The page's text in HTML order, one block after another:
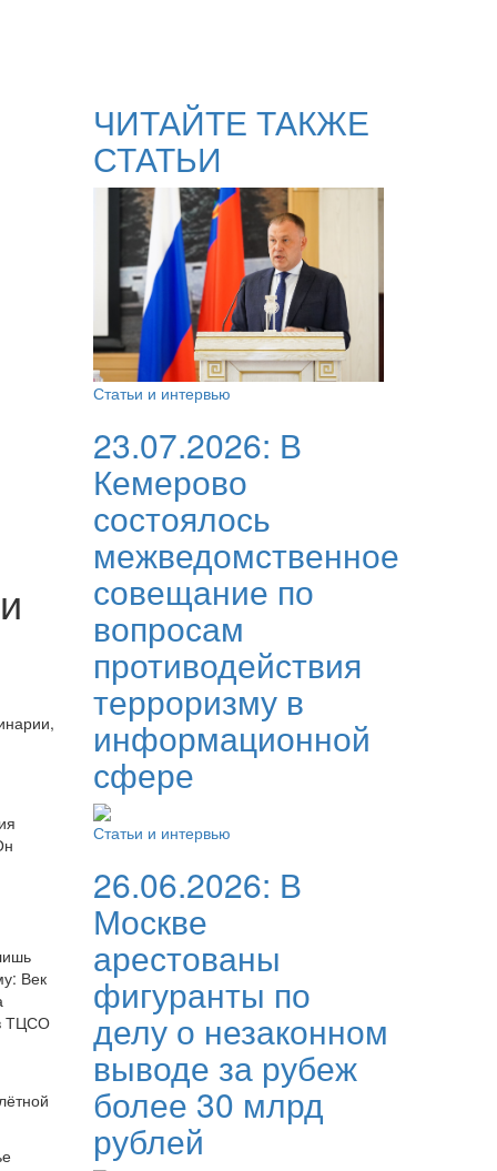
Век
ТЦСО
ЧИТАЙТЕ ТАКЖЕ
СТАТЬИ
Статьи и интервью
23.07.2026: В
Кемерово
состоялось
межведомственное
совещание по
вопросам
противодействия
терроризму в
информационной
сфере
Статьи и интервью
26.06.2026: В
Москве
арестованы
фигуранты по
делу о незаконном
выводе за рубеж
более 30 млрд
рублей